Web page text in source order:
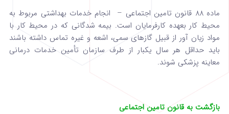
ماده 88 قانون تامین اجتماعی – انجام خدمات بهداشتی مربوط به
محیط کار بعهده کارفرمایان است. بیمه‌ شدگانی که در محیط کار با
مواد زیان‌ آور از قبیل گازهای سمی،‌ اشعه و غیره تماس داشته باشند
باید حداقل هر سال یکبار از طرف سازمان تأمین خدمات درمانی
معاینه پزشکی شوند.
بازگشت به قانون تامین اجتماعی